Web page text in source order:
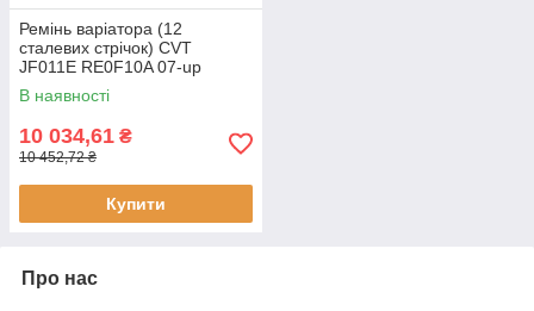
Ремінь варіатора (12
сталевих стрічок) CVT
JF011E RE0F10A 07-up
901047
В наявності
10 034,61 ₴
10 452,72 ₴
Купити
Про нас